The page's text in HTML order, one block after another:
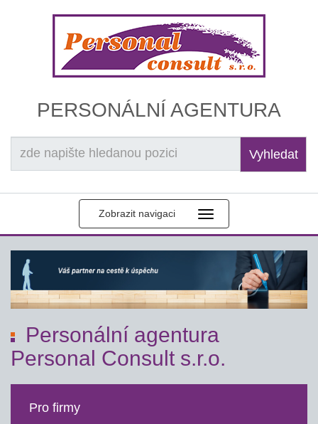
PERSONÁLNÍ AGENTURA
Vyhledat
Zobrazit navigaci
Personální agentura
Personal Consult s.r.o.
Pro firmy